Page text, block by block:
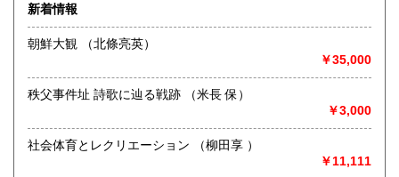
術・アート・建築・書道・理工学・東洋医学・ビジネス書・
武道・山岳・オカルト・幻想文学・サブカルチャー・70年
代、80年代アイドル・アニメ・漫画・雑誌・アダルト・マニ
◎メディア商品【ジャズ・ロック・クラシック・映画・アニ
メ・ゲーム・声優・アイドル・ビジネス・アダルト・車・バ
EP、カセット、ポスター、おもちゃ、グッズ、パンフレット
などマニアックなものを中心に高価買取
新着情報
朝鮮大観 （北條亮英）
￥35,000
秩父事件址 詩歌に辿る戦跡 （米長 保）
￥3,000
社会体育とレクリエーション （柳田享 ）
￥11,111